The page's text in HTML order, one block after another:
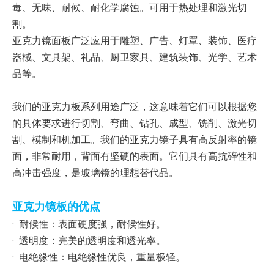
毒、无味、耐候、耐化学腐蚀。可用于热处理和激光切
割。
亚克力镜面板广泛应用于雕塑、广告、灯罩、装饰、医疗
器械、文具架、礼品、厨卫家具、建筑装饰、光学、艺术
品等。
我们的亚克力板系列用途广泛，这意味着它们可以根据您
的具体要求进行切割、弯曲、钻孔、成型、铣削、激光切
割、模制和机加工。我们的亚克力镜子具有高反射率的镜
面，非常耐用，背面有坚硬的表面。它们具有高抗碎性和
高冲击强度，是玻璃镜的理想替代品。
亚克力镜板的优点
· 耐候性：表面硬度强，耐候性好。
· 透明度：完美的透明度和透光率。
· 电绝缘性：电绝缘性优良，重量极轻。